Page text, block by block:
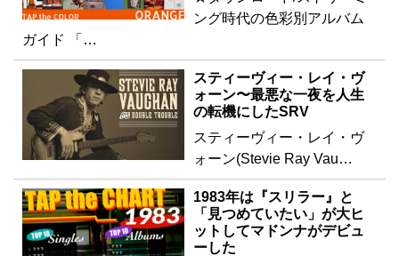
ング時代の色彩別アルバム
ガイド 「…
スティーヴィー・レイ・ヴ
ォーン〜最悪な一夜を人生
の転機にしたSRV
スティーヴィー・レイ・ヴ
ォーン(Stevie Ray Vau…
1983年は『スリラー』と
「見つめていたい」が大ヒ
ットしてマドンナがデビュ
ーした